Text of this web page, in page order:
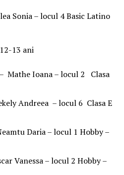
Sonia – locul 4 Basic Latino
13 ani
Mathe Ioana – locul 2 Clasa
Andreea – locul 6 Clasa E
Daria – locul 1 Hobby –
Vanessa – locul 2 Hobby –